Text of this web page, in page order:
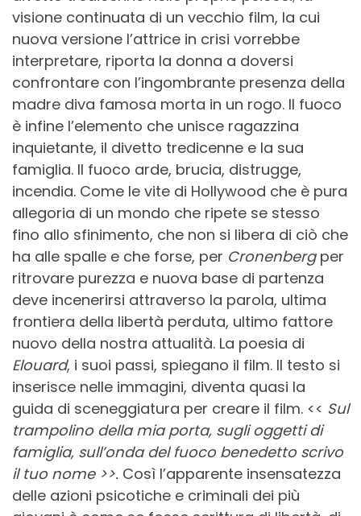
visione continuata di un vecchio film, la cui
nuova versione l’attrice in crisi vorrebbe
interpretare, riporta la donna a doversi
confrontare con l’ingombrante presenza della
madre diva famosa morta in un rogo. Il fuoco
è infine l’elemento che unisce ragazzina
inquietante, il divetto tredicenne e la sua
famiglia. Il fuoco arde, brucia, distrugge,
incendia. Come le vite di Hollywood che è pura
allegoria di un mondo che ripete se stesso
fino allo sfinimento, che non si libera di ciò che
ha alle spalle e che forse, per Cronenbergper
ritrovare purezza e nuova base di partenza
deve incenerirsi attraverso la parola, ultima
frontiera della libertà perduta, ultimo fattore
nuovo della nostra attualità. La poesia di
Elouard, i suoi passi, spiegano il film. Il testo si
inserisce nelle immagini, diventa quasi la
guida di sceneggiatura per creare il film. << Sul
trampolino della mia porta, sugli oggetti di
famiglia, sull’onda del fuoco benedetto scrivo
il tuo nome >>. Così l’apparente insensatezza
delle azioni psicotiche e criminali dei più